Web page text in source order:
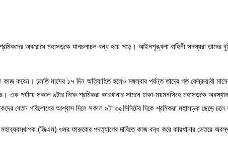
অবরোধে মহাসড়কে যানচলাচল বন্ধ হয়ে পড়ে। আইনশৃঙ্খলা বাহিনী সদস্যরা তাদের
করেন। চলতি মাসের ১৭ দিন অতিবাহিত হলেও মঙ্গলবার পর্যন্ত তাদের গত ফেব্রুয়ারী
এক পর্যায়ে সকাল ৯টার দিকে শ্রমিকরা কারখানার সামনে ঢাকা-ময়মনসিংহ মহাসড়কে
বেতন পরিশোধের আশ্বাস দিলে সকাল ৯টা ৩৫মিনিটের দিকে শ্রমিকরা মহাসড়ক ছেড়ে
(জিএম) ওমর ফারুকের পদত্যাগের দাবিতে কাজ বন্ধ করে কারখানার ভেতরে